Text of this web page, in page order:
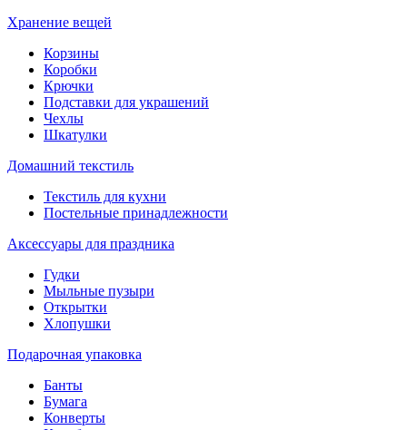
Хранение вещей
Корзины
Коробки
Крючки
Подставки для украшений
Чехлы
Шкатулки
Домашний текстиль
Текстиль для кухни
Постельные принадлежности
Аксессуары для праздника
Гудки
Мыльные пузыри
Открытки
Хлопушки
Подарочная упаковка
Банты
Бумага
Конверты